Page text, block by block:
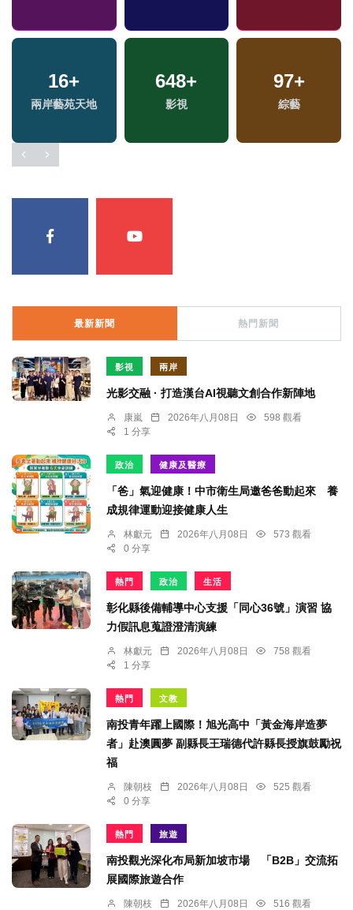
16+
兩岸藝苑天地
648+
影視
97+
綜藝
最新新聞 熱門新聞
影視 兩岸
光影交融 · 打造漢台AI視聽文創合作新陣地
康嵐 2026年八月08日
598 觀看
1 分享
政治 健康及醫療
「爸」氣迎健康！中市衛生局邀爸爸動起來 養
成規律運動迎接健康人生
林獻元 2026年八月08日
573 觀看
0 分享
熱門 政治 生活
彰化縣後備輔導中心支援「同心36號」演習 協
力假訊息蒐證澄清演練
林獻元 2026年八月08日
758 觀看
1 分享
熱門 文教
南投青年躍上國際！旭光高中「黃金海岸造夢
者」赴澳圓夢 副縣長王瑞德代許縣長授旗鼓勵祝
福
陳朝枝 2026年八月08日
525 觀看
0 分享
熱門 旅遊
南投觀光深化布局新加坡市場 「B2B」交流拓
展國際旅遊合作
陳朝枝 2026年八月08日
516 觀看